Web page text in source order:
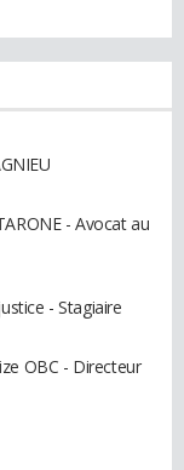
- Avocat au
- Stagiaire
OBC - Directeur